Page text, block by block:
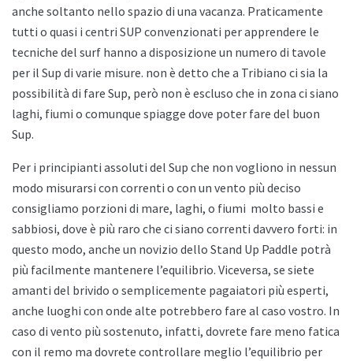
anche soltanto nello spazio di una vacanza. Praticamente
tutti o quasi i centri SUP convenzionati per apprendere le
tecniche del surf hanno a disposizione un numero di tavole
per il Sup di varie misure. non è detto che a Tribiano ci sia la
possibilità di fare Sup, però non è escluso che in zona ci siano
laghi, fiumi o comunque spiagge dove poter fare del buon
Sup.
Per i principianti assoluti del Sup che non vogliono in nessun
modo misurarsi con correnti o con un vento più deciso
consigliamo porzioni di mare, laghi, o fiumi molto bassi e
sabbiosi, dove è più raro che ci siano correnti davvero forti: in
questo modo, anche un novizio dello Stand Up Paddle potrà
più facilmente mantenere l’equilibrio. Viceversa, se siete
amanti del brivido o semplicemente pagaiatori più esperti,
anche luoghi con onde alte potrebbero fare al caso vostro. In
caso di vento più sostenuto, infatti, dovrete fare meno fatica
con il remo ma dovrete controllare meglio l’equilibrio per